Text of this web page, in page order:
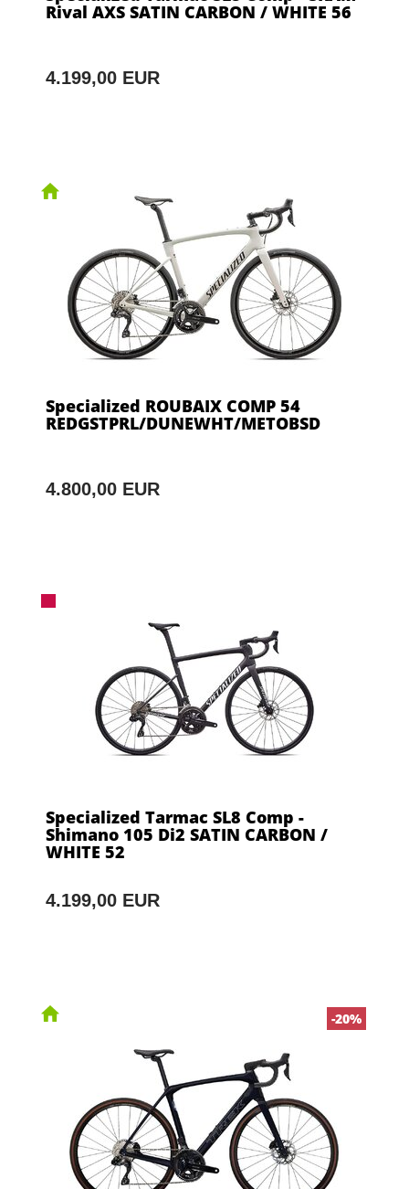
Rival AXS SATIN CARBON / WHITE 56
4.199,00 EUR
Specialized ROUBAIX COMP 54
REDGSTPRL/DUNEWHT/METOBSD
4.800,00 EUR
Specialized Tarmac SL8 Comp -
Shimano 105 Di2 SATIN CARBON /
WHITE 52
4.199,00 EUR
-20%